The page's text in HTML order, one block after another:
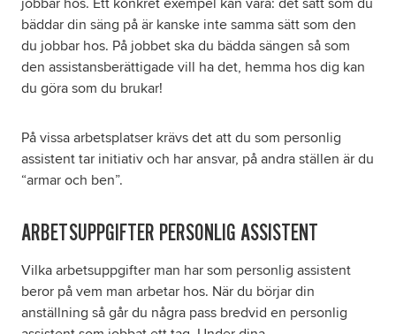
jobbar hos. Ett konkret exempel kan vara: det sätt som du
bäddar din säng på är kanske inte samma sätt som den
du jobbar hos. På jobbet ska du bädda sängen så som
den assistansberättigade vill ha det, hemma hos dig kan
du göra som du brukar!
På vissa arbetsplatser krävs det att du som personlig
assistent tar initiativ och har ansvar, på andra ställen är du
“armar och ben”.
ARBETSUPPGIFTER PERSONLIG ASSISTENT
Vilka arbetsuppgifter man har som personlig assistent
beror på vem man arbetar hos. När du börjar din
anställning så går du några pass bredvid en personlig